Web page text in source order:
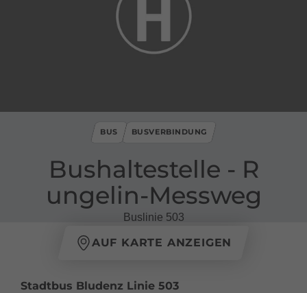
Bushaltestelle ​-​ R
ungelin​-​Messweg
BUS BUSVERBINDUNG
Buslinie 503
AUF KARTE ANZEIGEN
Stadtbus Bludenz Linie 503